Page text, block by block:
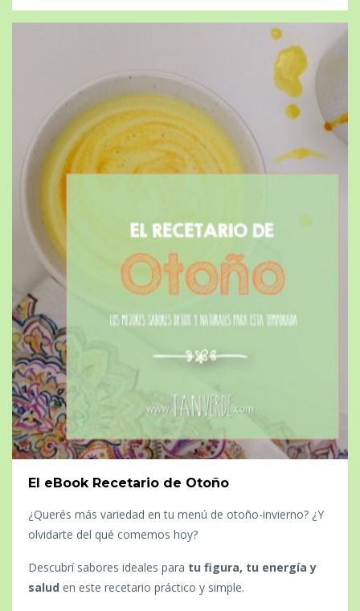
El eBook Recetario de Otoño
¿Querés más variedad en tu menú de otoño-invierno? ¿Y
olvidarte del qué comemos hoy?
Descubrí sabores ideales para tu figura, tu energía y
salud en este recetario práctico y simple.